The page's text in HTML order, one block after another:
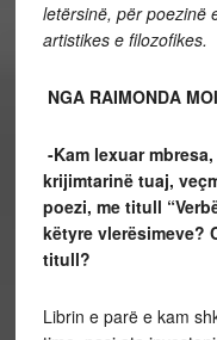
letërsinë, për poezinë
artistikes e filozofikes.
NGA RAIMONDA
-Kam lexuar
krijimtarinë tuaj,
poezi, me titull
këtyre vlerësimeve?
titull?
Librin e parë e kam